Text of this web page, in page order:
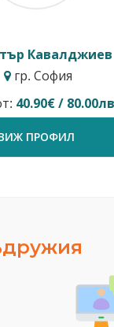
Кавалджиев
гр. София
40.90€ / 80.00лв
ПРОФИЛ